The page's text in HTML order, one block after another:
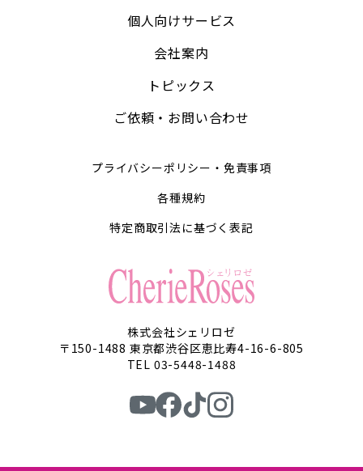
個人向けサービス
会社案内
トピックス
ご依頼・お問い合わせ
プライバシーポリシー・免責事項
各種規約
特定商取引法に基づく表記
株式会社シェリロゼ
〒150-1488 東京都渋谷区恵比寿4-16-6-805
TEL 03-5448-1488